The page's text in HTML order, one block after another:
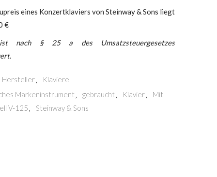
eines Konzertklaviers von Steinway & Sons liegt
€
nach § 25 a des Umsatzsteuergesetzes
Hersteller Klaviere
Markeninstrument gebraucht Klavier
Mit
V-125 Steinway & Sons